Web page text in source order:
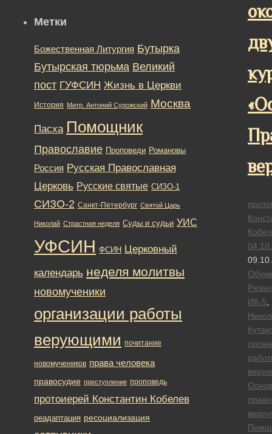
ИК-5
Метки
Божественная Литургия Бутырка
Бутырская тюрьма Великий
пост ГУФСИН Жизнь в Церкви
История Митр. Антоний Сурожский Москва
Пасха Помощник
Православие Проповеди Романовы
Россия Русская Православная
Церковь Русские святые СИЗО-1
СИЗО-2 Санкт-Петербург Святой Царь
Николай Страстная неделя Суды и судьи УИС
УФСИН ФСИН Церковный
календарь неделя молитвы
новомученики
организации работы
верующими почитание
новомучеников права человека
правосудие преступление проповедь
протоиерей Константин Кобелев
реадаптация ресоциализация